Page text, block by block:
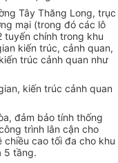
Tây Thăng Long, trục
mại (trong đó các lô
tuyến chính trong khu
kiến trúc, cảnh quan,
trúc cảnh quan như
kiến trúc cảnh quan
đảm bảo tính thống
trình lân cận cho
cao tối đa cho khu
5 tầng.